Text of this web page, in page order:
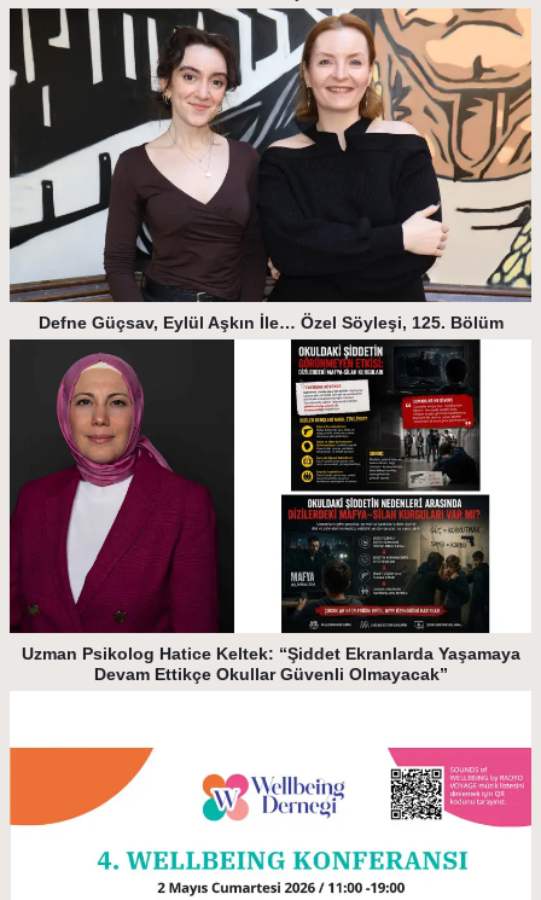
Defne Güçsav, Eylül Aşkın İle… Özel Söyleşi, 125. Bölüm
Uzman Psikolog Hatice Keltek: “Şiddet Ekranlarda Yaşamaya
Devam Ettikçe Okullar Güvenli Olmayacak”